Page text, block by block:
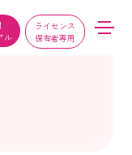
ル
ライセンス
保有者専用